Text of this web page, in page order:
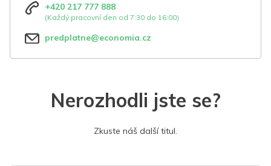
+420 217 777 888
(Každý pracovní den od 7:30 do 16:00)
predplatne@economia.cz
Nerozhodli jste se?
Zkuste náš další titul.